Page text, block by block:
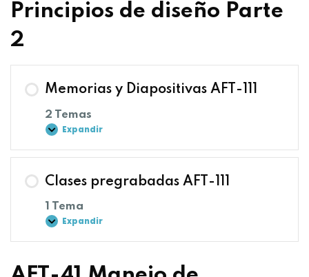
Principios de diseño Parte
2
Memorias y Diapositivas AFT-111
2 Temas
Expandir
Clases pregrabadas AFT-111
1 Tema
Expandir